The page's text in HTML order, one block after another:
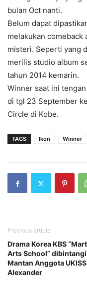
bulan Oct nanti.
Belum dapat
melakukan comeback
misteri. Seperti yang
merilis studio album
tahun 2014 kemarin.
Winner saat ini
di tgl 23 September
Circle di Kobe.
TAGS Ikon Winner
Previous article
Drama Korea KBS
Arts School” dibintangi
Mantan Anggota UKISS
Alexander